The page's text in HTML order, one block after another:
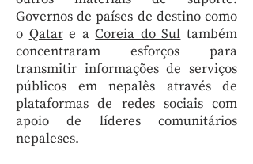
Governos de países de destino como
o Qatare aCoreia do Sul também
concentraram esforços para
transmitir informações de serviços
públicos em nepalês através de
plataformas de redes sociais com
apoio de líderes comunitários
nepaleses.